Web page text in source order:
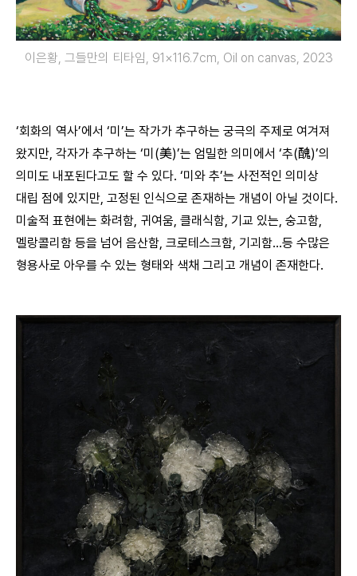
이은황, 그들만의 티타임, 91×116.7cm, Oil on canvas, 2023
‘회화의 역사’에서 ‘미’는 작가가 추구하는 궁극의 주제로 여겨져
왔지만, 각자가 추구하는 ‘미(美)’는 엄밀한 의미에서 ‘추(醜)’의
의미도 내포된다고도 할 수 있다. ‘미와 추’는 사전적인 의미상
대립 점에 있지만, 고정된 인식으로 존재하는 개념이 아닐 것이다.
미술적 표현에는 화려함, 귀여움, 클래식함, 기교 있는, 숭고함,
멜랑콜리함 등을 넘어 음산함, 크로테스크함, 기괴함…등 수많은
형용사로 아우를 수 있는 형태와 색채 그리고 개념이 존재한다.